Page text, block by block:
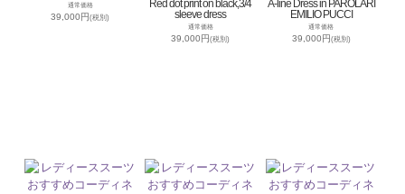
通常価格
39,000円(税別)
Red dot print on black,3/4
sleeve dress
通常価格
39,000円(税別)
A-line Dress in PAROLARI
EMILIO PUCCI
通常価格
39,000円(税別)